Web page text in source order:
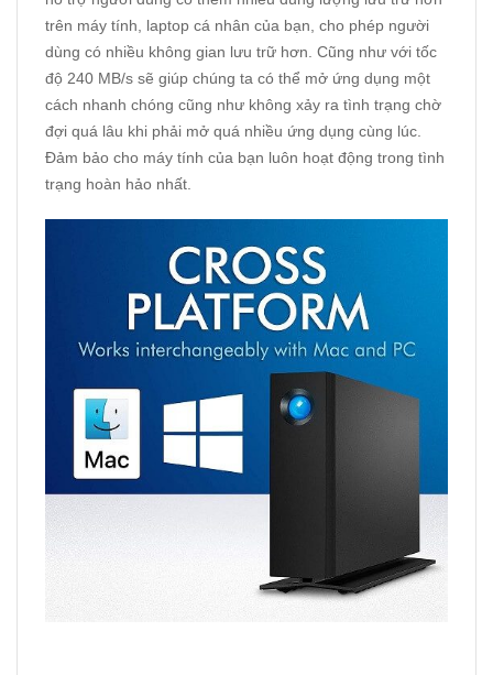
trên máy tính, laptop cá nhân của bạn, cho phép người
dùng có nhiều không gian lưu trữ hơn. Cũng như với tốc
độ 240 MB/s sẽ giúp chúng ta có thể mở ứng dụng một
cách nhanh chóng cũng như không xảy ra tình trạng chờ
đợi quá lâu khi phải mở quá nhiều ứng dụng cùng lúc.
Đảm bảo cho máy tính của bạn luôn hoạt động trong tình
trạng hoàn hảo nhất.